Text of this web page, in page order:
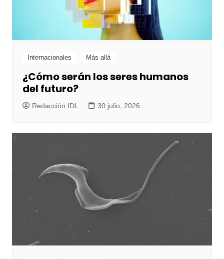
Internacionales Más allá
¿Cómo serán los seres humanos
del futuro?
Redacción IDL 30 julio, 2026